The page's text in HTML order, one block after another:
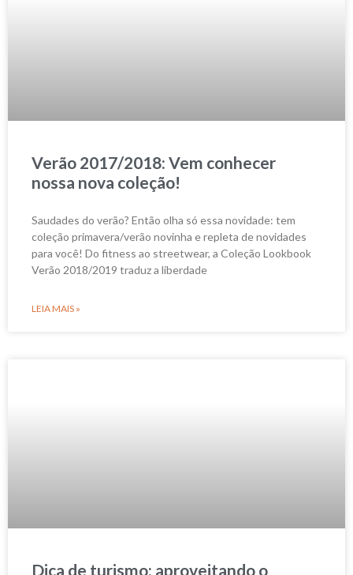
Verão 2017/2018: Vem conhecer
nossa nova coleção!
Saudades do verão? Então olha só essa novidade: tem
coleção primavera/verão novinha e repleta de novidades
para você! Do fitness ao streetwear, a Coleção Lookbook
Verão 2018/2019 traduz a liberdade
LEIA MAIS »
Dica de turismo: aproveitando o